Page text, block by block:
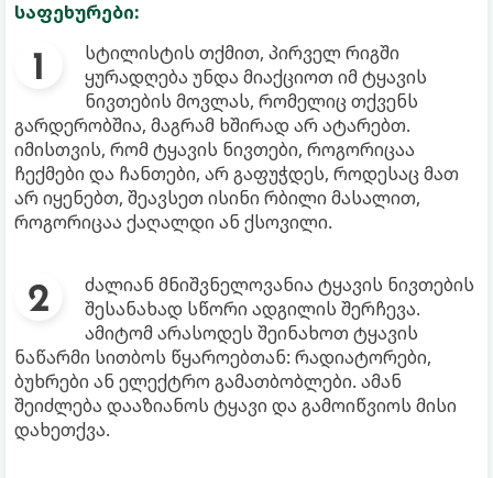
საფეხურები:
სტილისტის თქმით, პირველ რიგში
ყურადღება უნდა მიაქციოთ იმ ტყავის
ნივთების მოვლას, რომელიც თქვენს
გარდერობშია, მაგრამ ხშირად არ ატარებთ.
იმისთვის, რომ ტყავის ნივთები, როგორიცაა
ჩექმები და ჩანთები, არ გაფუჭდეს, როდესაც მათ
არ იყენებთ, შეავსეთ ისინი რბილი მასალით,
როგორიცაა ქაღალდი ან ქსოვილი.
ძალიან მნიშვნელოვანია ტყავის ნივთების
შესანახად სწორი ადგილის შერჩევა.
ამიტომ არასოდეს შეინახოთ ტყავის
ნაწარმი სითბოს წყაროებთან: რადიატორები,
ბუხრები ან ელექტრო გამათბობლები. ამან
შეიძლება დააზიანოს ტყავი და გამოიწვიოს მისი
დახეთქვა.